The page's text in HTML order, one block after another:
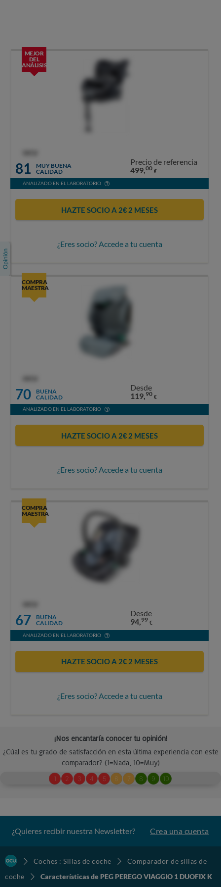
MEJOR
DEL
ANÁLISIS
81
MUY BUENA
CALIDAD
Precio de referencia
499,00 €
ANALIZADO EN EL LABORATORIO
HAZTE SOCIO A 2€ 2 MESES
¿Eres socio? Accede a tu cuenta
COMPRA
MAESTRA
70
BUENA
CALIDAD
Desde
119,90 €
ANALIZADO EN EL LABORATORIO
HAZTE SOCIO A 2€ 2 MESES
¿Eres socio? Accede a tu cuenta
COMPRA
MAESTRA
67
BUENA
CALIDAD
Desde
94,99 €
ANALIZADO EN EL LABORATORIO
HAZTE SOCIO A 2€ 2 MESES
¿Eres socio? Accede a tu cuenta
¿Quieres recibir nuestra Newsletter? Crea una cuenta
Coches : Sillas de coche
Comparador de sillas de
coche
Características de PEG PEREGO VIAGGIO 1 DUOFIX K